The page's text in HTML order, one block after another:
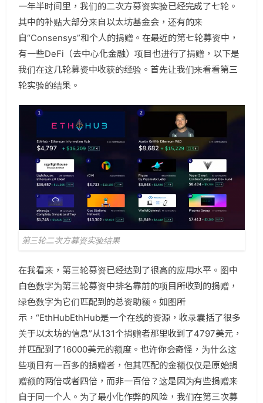
一年半时间里，我们的二次方募资实验已经完成了七轮。
其中的补贴大部分来自以太坊基金会，还有的来
自“Consensys”和个人的捐赠。在最近的第七轮募资中，
有一些DeFi（去中心化金融）项目也进行了捐赠，以下是
我们在这几轮募资中收获的经验。首先让我们来看看第三
轮实验的结果。
第三轮二次方募资实验结果
在我看来，第三轮募资已经达到了很高的应用水平。图中
白色数字为第三轮募资中排名靠前的项目所收到的捐赠，
绿色数字为它们匹配到的总资助额。如图所
示，“EthHubEthHub是一个在线的资源，收录囊括了很多
关于以太坊的信息”从131个捐赠者那里收到了4797美元，
并匹配到了16000美元的额度。也许你会奇怪，为什么这
些项目有一百多的捐赠者，但其匹配的金额仅仅是原始捐
赠额的两倍或者四倍，而非一百倍？这是因为有些捐赠来
自于同一个人。为了最小化作弊的风险，我们在第三次募